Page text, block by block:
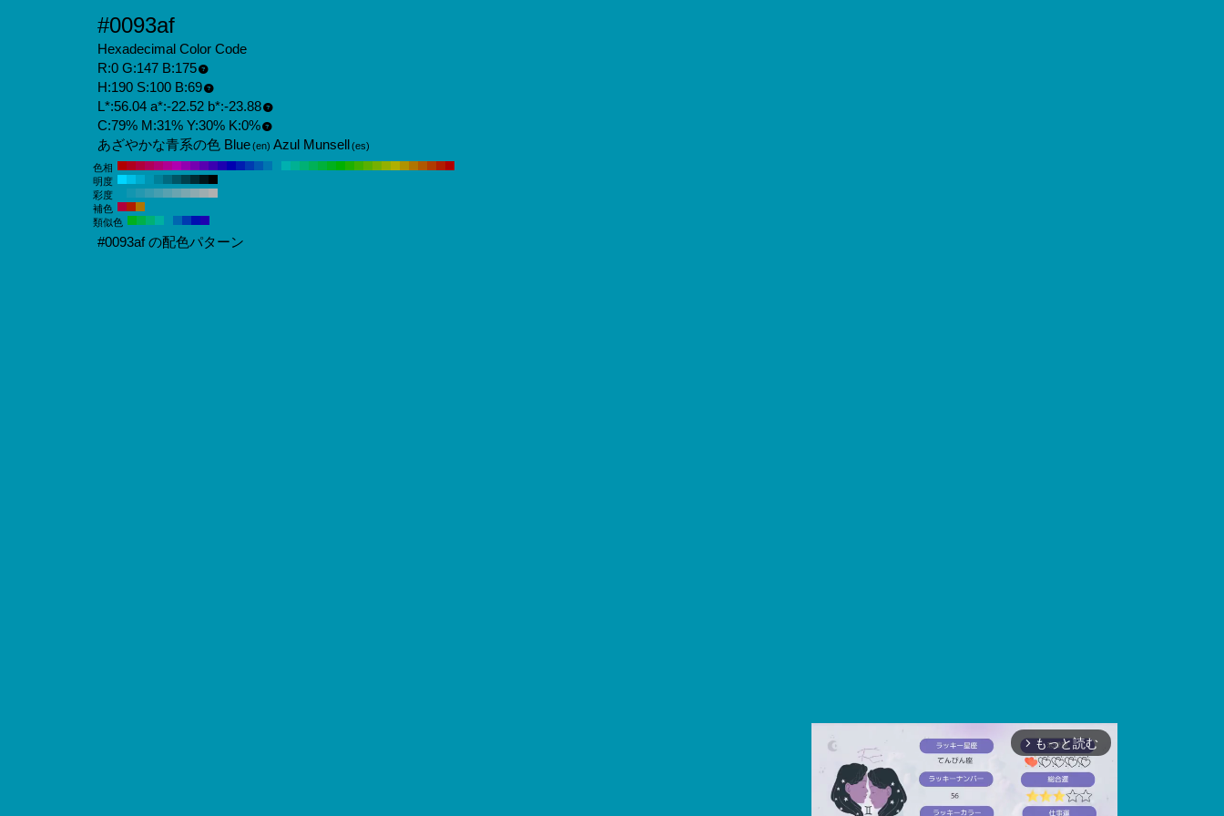
#0093af
Hexadecimal Color Code
R:0 G:147 B:175
H:190 S:100 B:69
L*:56.04 a*:-22.52 b*:-23.88
C:79% M:31% Y:30% K:0%
あざやかな青系の色 Blue(en) Azul Munsell
(es)
色相
明度
彩度
補色
類似色
#0093af の配色パターン
arrow_forward_ios もっと読む